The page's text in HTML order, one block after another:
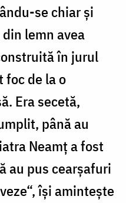
se chiar şi
lemn avea
în jurul
de la o
Era secetă,
până au
Neamţ a fost
au pus cearşafuri
îşi aminteşte